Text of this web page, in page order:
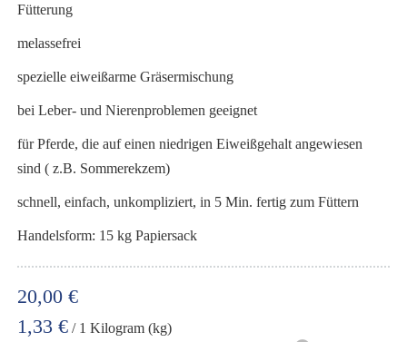
20,00 €
1,33 € / 1 Kilogram (kg)
Fütterung
melassefrei
spezielle eiweißarme Gräsermischung
bei Leber- und Nierenproblemen geeignet
für Pferde, die auf einen niedrigen Eiweißgehalt angewiesen
sind ( z.B. Sommerekzem)
schnell, einfach, unkompliziert, in 5 Min. fertig zum Füttern
Handelsform: 15 kg Papiersack